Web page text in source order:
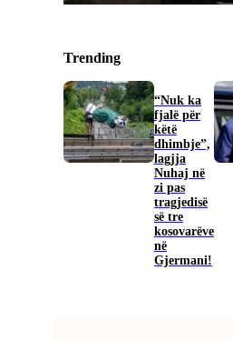
Trending
“Nuk ka
fjalë për
këtë
dhimbje”,
lagjja
Nuhaj në
zi pas
tragjedisë
së tre
kosovarëve
në
Gjermani!